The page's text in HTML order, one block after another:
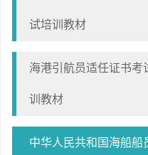
试培训教材
海港引航员适任证书考
训教材
中华人民共和国海船船